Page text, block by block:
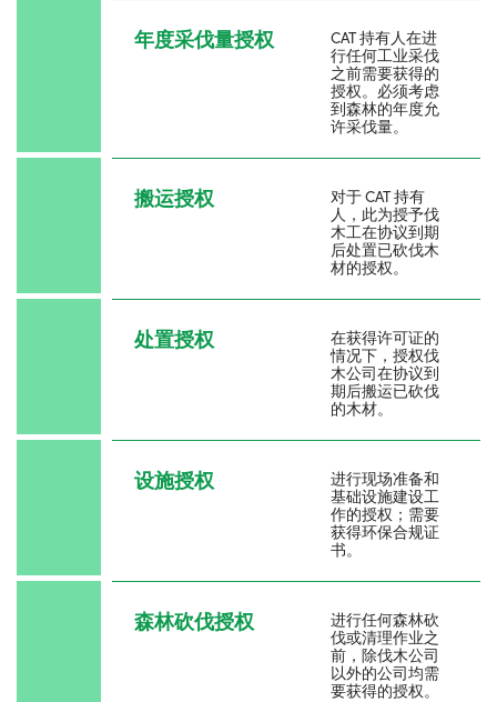
年度采伐量授权
CAT 持有人在进
行任何工业采伐
之前需要获得的
授权。必须考虑
到森林的年度允
许采伐量。
搬运授权
对于 CAT 持有
人，此为授予伐
木工在协议到期
后处置已砍伐木
材的授权。
处置授权
在获得许可证的
情况下，授权伐
木公司在协议到
期后搬运已砍伐
的木材。
设施授权
进行现场准备和
基础设施建设工
作的授权；需要
获得环保合规证
书。
森林砍伐授权
进行任何森林砍
伐或清理作业之
前，除伐木公司
以外的公司均需
要获得的授权。